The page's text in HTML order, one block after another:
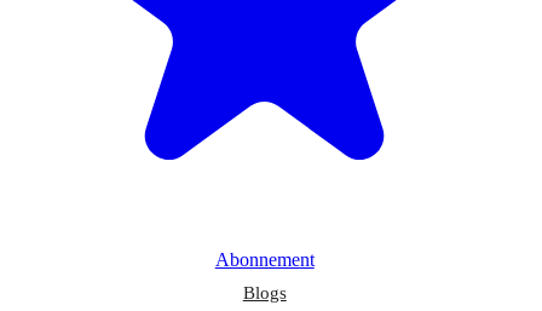
Abonnement
Blogs